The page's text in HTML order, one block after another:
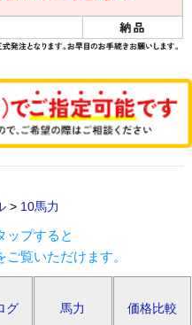
> 10馬力
ップすると
覧いただけます。
グ 馬力 価格比較